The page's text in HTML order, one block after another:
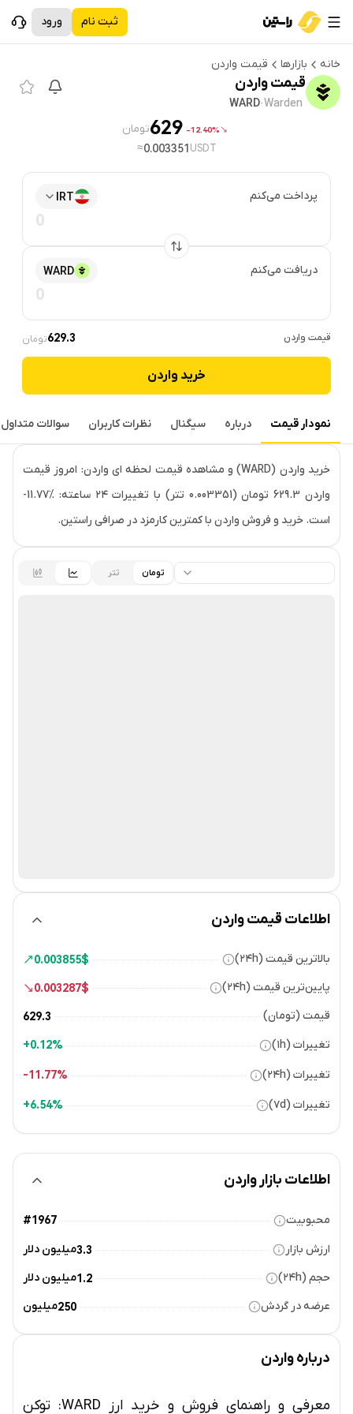
ثبت نام ورود
خانه بازارها قیمت واردن
قیمتواردن
Warden
·
WARD
12.40%-
629تومان
USDT
0.003351
≈
پرداخت می‌کنم IRT
دریافت می‌کنم WARD
قیمت واردن 629.3تومان
خرید واردن
نمودار قیمت درباره سیگنال نظرات کاربران سوالات متداول
قیمت لحظه‌ایواردن
خرید واردن (WARD) و مشاهده قیمت لحظه ای واردن: امروز قیمت
واردن 629.3 تومان (0.003351 تتر) با تغییرات ۲۴ ساعته: ‎-11.77%
است. خرید و فروش واردن با کمترین کارمزد در صرافی راستین.
تومان تتر
اطلاعات قیمت واردن
بالاترین قیمت (۲۴h) $
0.003855
پایین‌ترین قیمت (۲۴h) $
0.003287
قیمت (تومان) 629.3
تغییرات (۱h) 0.12%+
تغییرات (۲۴h) 11.77%-
تغییرات (۷d) 6.54%+
اطلاعات بازار واردن
محبوبیت #1967
ارزش بازار 3.3میلیون دلار
حجم (۲۴h)
1.2میلیون دلار
عرضه در گردش
250میلیون
دربارهواردن
معرفی و راهنمای فروش و خرید ارز WARD: توکن